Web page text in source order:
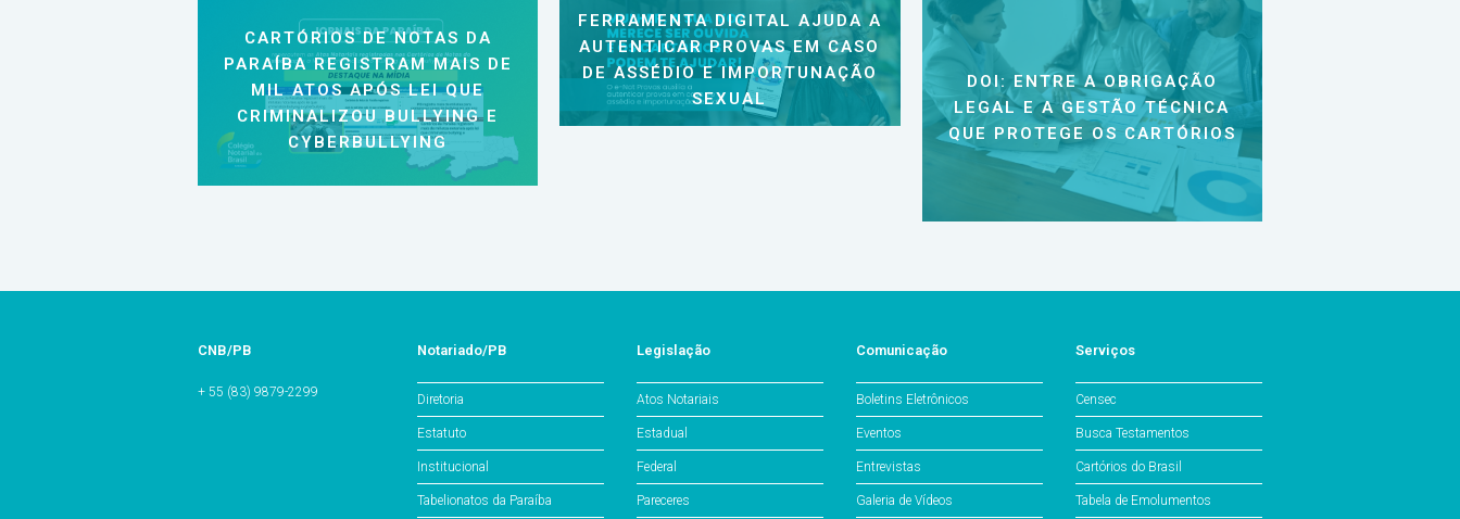
CARTÓRIOS DE NOTAS DA
PARAÍBA REGISTRAM MAIS DE
MIL ATOS APÓS LEI QUE
CRIMINALIZOU BULLYING E
CYBERBULLYING
FERRAMENTA DIGITAL AJUDA A
AUTENTICAR PROVAS EM CASO
DE ASSÉDIO E IMPORTUNAÇÃO
SEXUAL
DOI: ENTRE A OBRIGAÇÃO
LEGAL E A GESTÃO TÉCNICA
QUE PROTEGE OS CARTÓRIOS
CNB/PB
+ 55 (83) 9879-2299
Notariado/PB
Diretoria
Estatuto
Institucional
Tabelionatos da Paraíba
Legislação
Atos Notariais
Estadual
Federal
Pareceres
Comunicação
Boletins Eletrônicos
Eventos
Entrevistas
Galeria de Vídeos
Serviços
Censec
Busca Testamentos
Cartórios do Brasil
Tabela de Emolumentos